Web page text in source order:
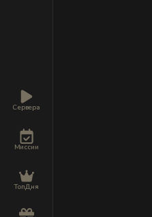
Сервера
Миссии
ТопДня